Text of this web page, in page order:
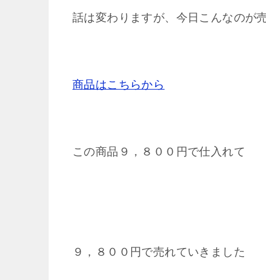
話は変わりますが、今日こんなのが
商品はこちらから
この商品９，８００円で仕入れて
９，８００円で売れていきました